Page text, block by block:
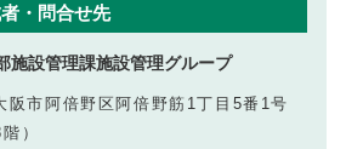
・問合せ先
設管理課施設管理グループ
阪市阿倍野区阿倍野筋1丁目5番1号
）